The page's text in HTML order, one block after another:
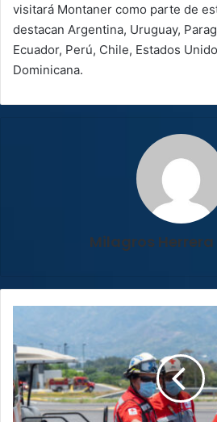
visitará Montaner como parte de
destacan Argentina, Uruguay,
Ecuador, Perú, Chile, Estados
Dominicana.
Milagros
reporta
21
muertos
y
86